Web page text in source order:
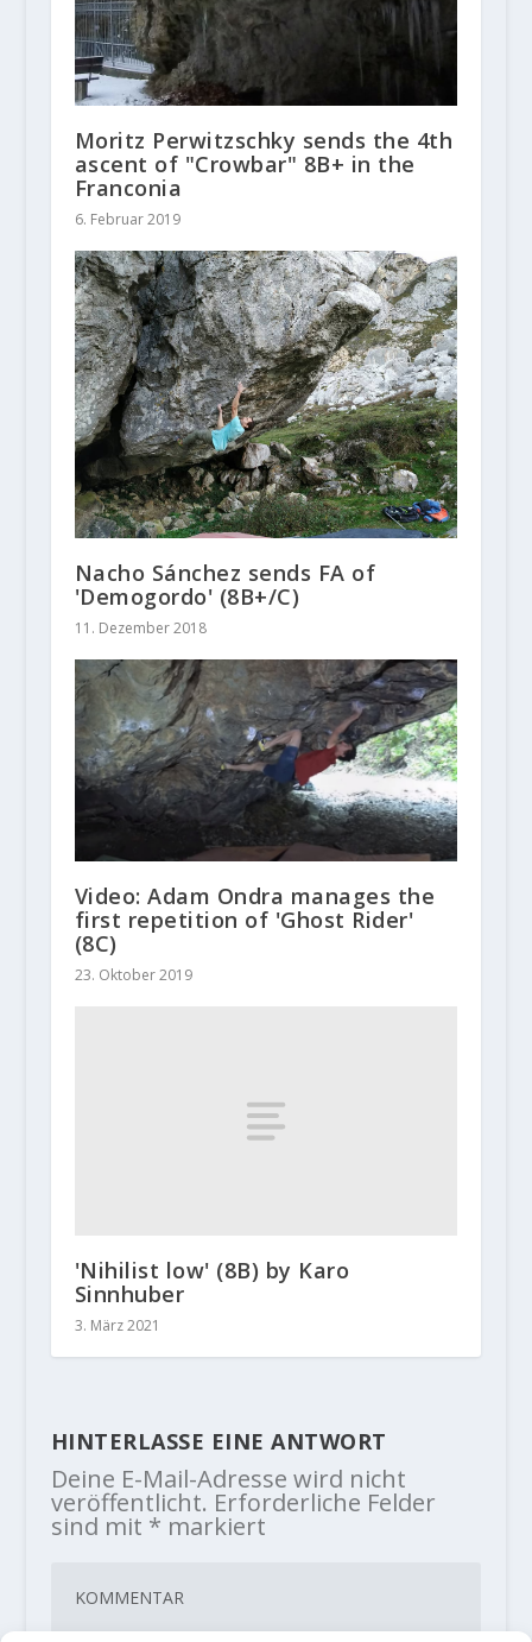
Moritz Perwitzschky sends the 4th
ascent of "Crowbar" 8B+ in the
Franconia
6. Februar 2019
Nacho Sánchez sends FA of
'Demogordo' (8B+/C)
11. Dezember 2018
Video: Adam Ondra manages the
first repetition of 'Ghost Rider'
(8C)
23. Oktober 2019
'Nihilist low' (8B) by Karo
Sinnhuber
3. März 2021
HINTERLASSE EINE ANTWORT
Deine E-Mail-Adresse wird nicht
veröffentlicht. Erforderliche Felder
sind mit * markiert